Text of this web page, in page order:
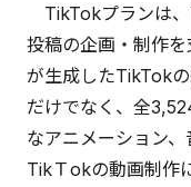
TikTokプランは、
投稿の企画・制作
が生成したTikTok
だけでなく、全
なアニメーション
TikＴokの動画制作